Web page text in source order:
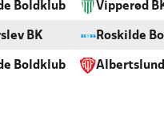
Boldklub Vipperød
BK Roskilde
Boldklub Albertslund